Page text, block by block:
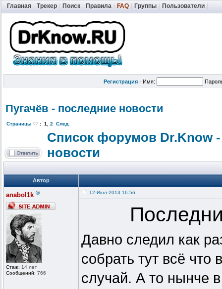
Главная Трекер Поиск Правила FAQ Группы Пользователи
Регистрация · Имя:
Пугачёв - последние новости
Страницы : 1, 2 След.
Список форумов Dr.Know
новости
Автор
anabol1k ®
Стаж: 14 лет
Сообщений: 766
12-Июл-2013 16:56
Давно следил как
собрать тут всё что
случай. А то нынче